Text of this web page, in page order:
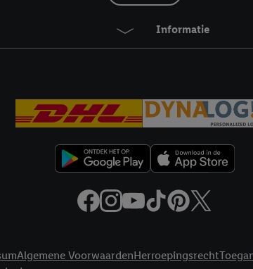
Informatie
Algemene VoorwaardenHerroepingsrecht
als verschillende eindapparaten en Lidl-diensten,
andere identifiers of met identifiers waarover Criteo S.A.
Verder kan je er meer informatie vinden over de
kies je voor de optie dat er enkel technisch
stem je in met alle verwerkingen voor alle
van de gegevens en je recht om jouw toestemming op
.Je vindt de impressum voor de Lidl website